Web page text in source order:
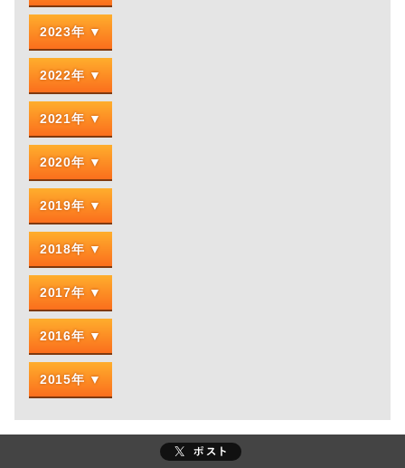
2023年
2022年
2021年
2020年
2019年
2018年
2017年
2016年
2015年